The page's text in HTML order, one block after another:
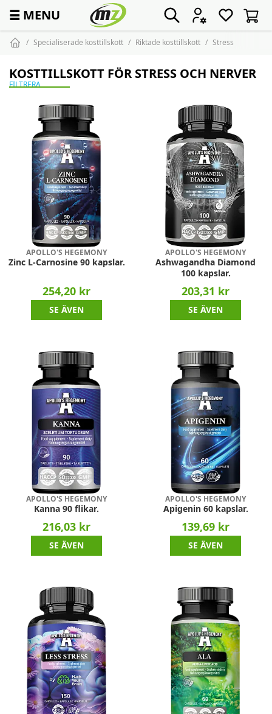
☰ MENU
Specialiserade kosttillskott Riktade kosttillskott Stress
KOSTTILLSKOTT FÖR STRESS OCH NERVER
FILTRERA
APOLLO'S HEGEMONY
Zinc L-Carnosine 90 kapslar.
254,20 kr
SE ÄVEN
APOLLO'S HEGEMONY
Ashwagandha Diamond
100 kapslar.
203,31 kr
SE ÄVEN
APOLLO'S HEGEMONY
Kanna 90 flikar.
216,03 kr
SE ÄVEN
APOLLO'S HEGEMONY
Apigenin 60 kapslar.
139,69 kr
SE ÄVEN